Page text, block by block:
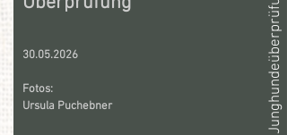
30.05.2026
Fotos:
Ursula Puchebner